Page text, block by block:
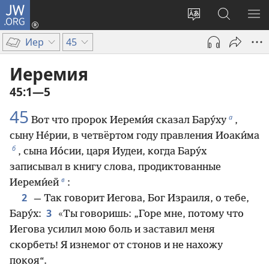
JW.ORG
Изменить
язык
сайта
Войти
(открывается
новом
Поиск
по
jw.org
Иер 45
Иеремия
45:1—5
45 Вот что пророк Иереми́я сказал Бару́ху а ,
сыну Не́рии, в четвёртом году правления Иоаки́ма
б , сына Ио́сии, царя Иудеи, когда Бару́х
записывал в книгу слова, продиктованные
Иереми́ей в :
2 — Так говорит Иегова, Бог Израиля, о тебе,
Бару́х: 3
«Ты говоришь: „Горе мне, потому что
Иегова усилил мою боль и заставил меня
скорбеть! Я изнемог от стонов и не нахожу
покоя“.